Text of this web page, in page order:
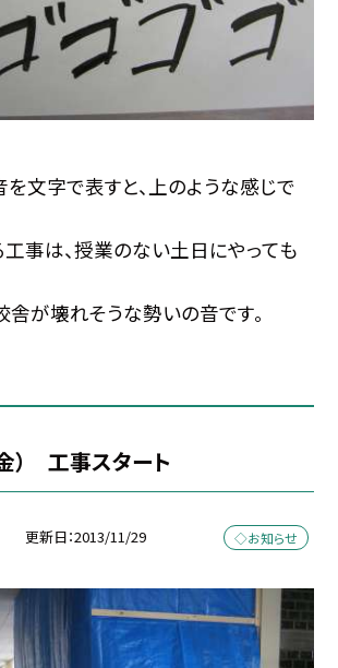
文字で表すと、上のような感じで
事は、授業のない土日にやっても
舎が壊れそうな勢いの音です。
金） 工事スタート
更新日 2013/11/29 ◇お知らせ